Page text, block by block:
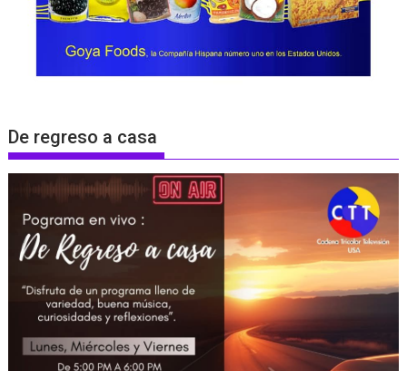
De regreso a casa